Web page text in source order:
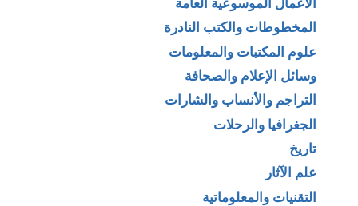
المخطوطات والكتب النادرة
علوم المكتبات والمعلومات
وسائل الإعلام والصحافة
التراجم والأنساب والشارات
الجغرافيا والرحلات
تاريخ
علم الآثار
التقنيات والمعلوماتية